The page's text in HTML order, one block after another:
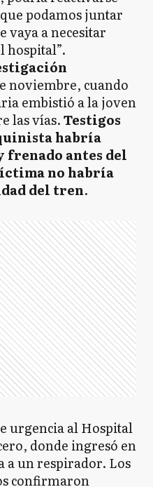
podamos juntar
vaya a necesitar
hospital”.
noviembre, cuando
embistió a la joven
las vías.Testigos
habría
frenado antes del
no habría
del tren.
urgencia al Hospital
donde ingresó en
a un respirador. Los
confirmaron